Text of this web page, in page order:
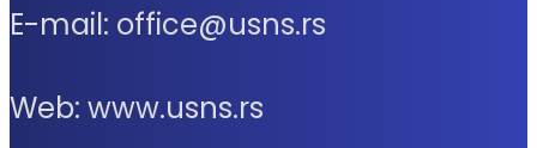
E-mail: office@usns.rs
Web: www.usns.rs